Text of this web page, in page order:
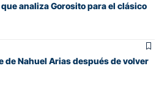
analiza Gorosito para el clásico
de Nahuel Arias después de volver